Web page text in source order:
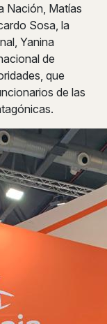
Nación, Matías
Sosa, la
Yanina
de
que
de las